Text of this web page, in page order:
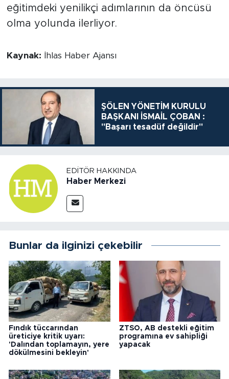
eğitimdeki yenilikçi adımlarının da öncüsü
olma yolunda ilerliyor.
Kaynak: İhlas Haber Ajansı
ŞÖLEN YÖNETİM KURULU
BAŞKANI İSMAİL ÇOBAN :
"Başarı tesadüf değildir"
EDITÖR HAKKINDA
Haber Merkezi
Bunlar da ilginizi çekebilir
Fındık tüccarından
üreticiye kritik uyarı:
'Dalından toplamayın, yere
dökülmesini bekleyin'
ZTSO, AB destekli eğitim
programına ev sahipliği
yapacak